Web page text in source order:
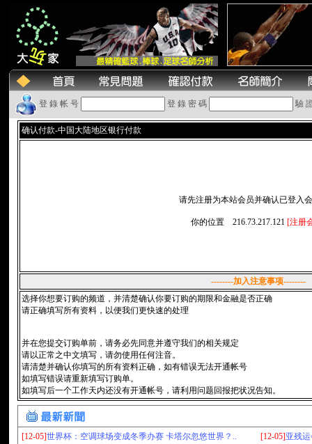
登 錄 帐 号 登 錄 密 碼 驗
确认付款-中国大陆地区银行付款
请先注册为本站会员并确认已登入
你的位置 216.73.217.121 [注册
--------加入注意事项--------
选择你想要订购的频道，并清楚确认你要订购的期限和金融是否正确
请正确填写所有资料，以便我们更快速的处理
并在您提交订购单前，请务必先同意并遵守我们的相关规定
请以正常之中文填写，请勿使用任何注音。
请清楚并确认你填写的所有资料正确，如有错误无法开通帐号
如填写错误请重新填写订购单。
如填写后一个工作天内还没有开通帐号，请利用问题回报把状况告知。
[12-05]世界杯：空调球场变成冬季办赛 卡塔尔忽悠世界？.. [12-05]亚残